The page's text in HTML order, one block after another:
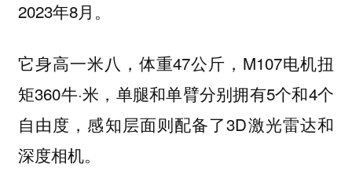
2023年8月。
它身高一米八，体重47公斤，M107电机扭
矩360牛·米，单腿和单臂分别拥有5个和4个
自由度，感知层面则配备了3D激光雷达和
深度相机。